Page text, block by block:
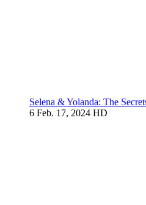
Selena & Yolanda: The
6 Feb. 17, 2024 HD